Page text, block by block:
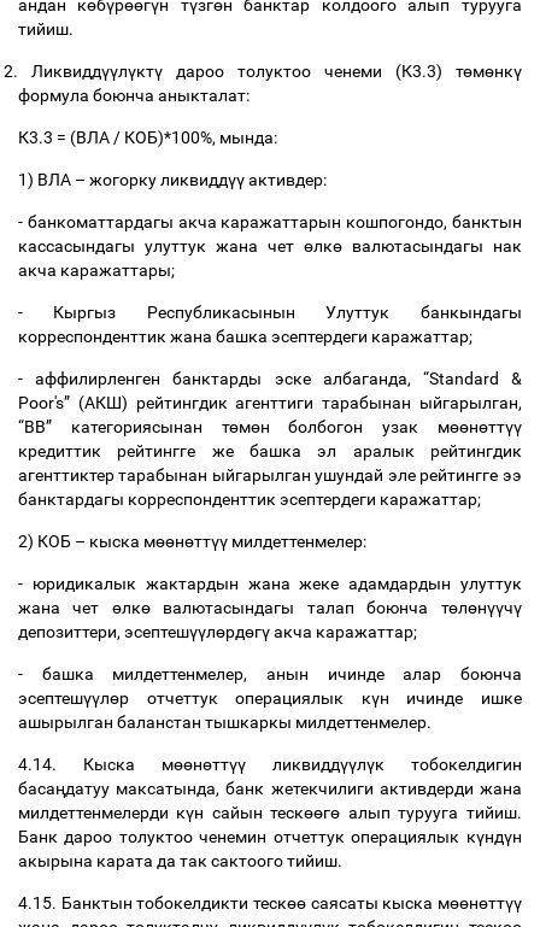
андан
көбүрөөгүн түзгөн банктар колдоого алып
турууга
тийиш.
Ликвиддүүлүктү дароо толуктоо ченеми (К3.3) төмөнкү
формула боюнча аныкталат:
К3.3 = (ВЛА / КОБ)*100%, мында:
1) ВЛА – жогоркуликвиддүүактивдер:
- банкоматтардагы акча каражаттарын кошпогондо,банктын
кассасындагы улуттук жана чет өлкө валютасындагы
нак
акча каражаттары;
- Кыргыз Республикасынын Улуттук
банкындагы
корреспонденттик жана башка эсептердеги каражаттар;
-аффилирленген банктарды эске албаганда, “Standard &
Poor's” (АКШ) рейтингдик агенттиги тарабынан ыйгарылган,
“BB” категориясынан төмөн болбогон узак мөөнөттүү
кредиттик
рейтингге же башка эл аралык
рейтингдик
агенттиктер тарабынан ыйгарылган ушундай эле рейтингге ээ
банктардагы корреспонденттик эсептердеги каражаттар;
2) КОБ – кыска мөөнөттүү милдеттенмелер:
- юридикалык жактардын жана жеке адамдардын улуттук
жана
чет өлкө валютасындагы талап боюнча төлөнүүчү
депозиттери, эсептешүүлөрдөгүакча каражаттар;
- башка милдеттенмелер,анын ичинде алар
боюнча
эсептешүүлөр отчеттук операциялык күн ичинде
ишке
ашырылган баланстан тышкаркы милдеттенмелер.
4.14. Кыска мөөнөттүү ликвиддүүлүк
тобокелдигин
басаңдатуу максатында,банк жетекчилиги активдерди жана
милдеттенмелерди күн сайын тескөөгө алып турууга тийиш.
Банк дароо толуктоо ченемин отчеттук операциялык күндүн
акырына карата да так сактооготийиш.
4.15. Банктын тобокелдикти тескөө саясаты кыска мөөнөттүү